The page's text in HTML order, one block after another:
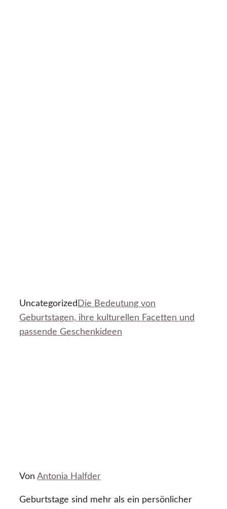
Uncategorized Die Bedeutung von
Geburtstagen, ihre kulturellen Facetten und
passende Geschenkideen
Von Antonia Halfder
Geburtstage sind mehr als ein persönlicher